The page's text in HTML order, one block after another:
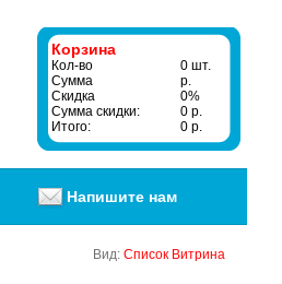
Корзина
Кол-во
0 шт.
Сумма
р.
Скидка
0%
Сумма скидки:
0 р.
Итого:
0 р.
Напишите нам
Вид: Список Витрина